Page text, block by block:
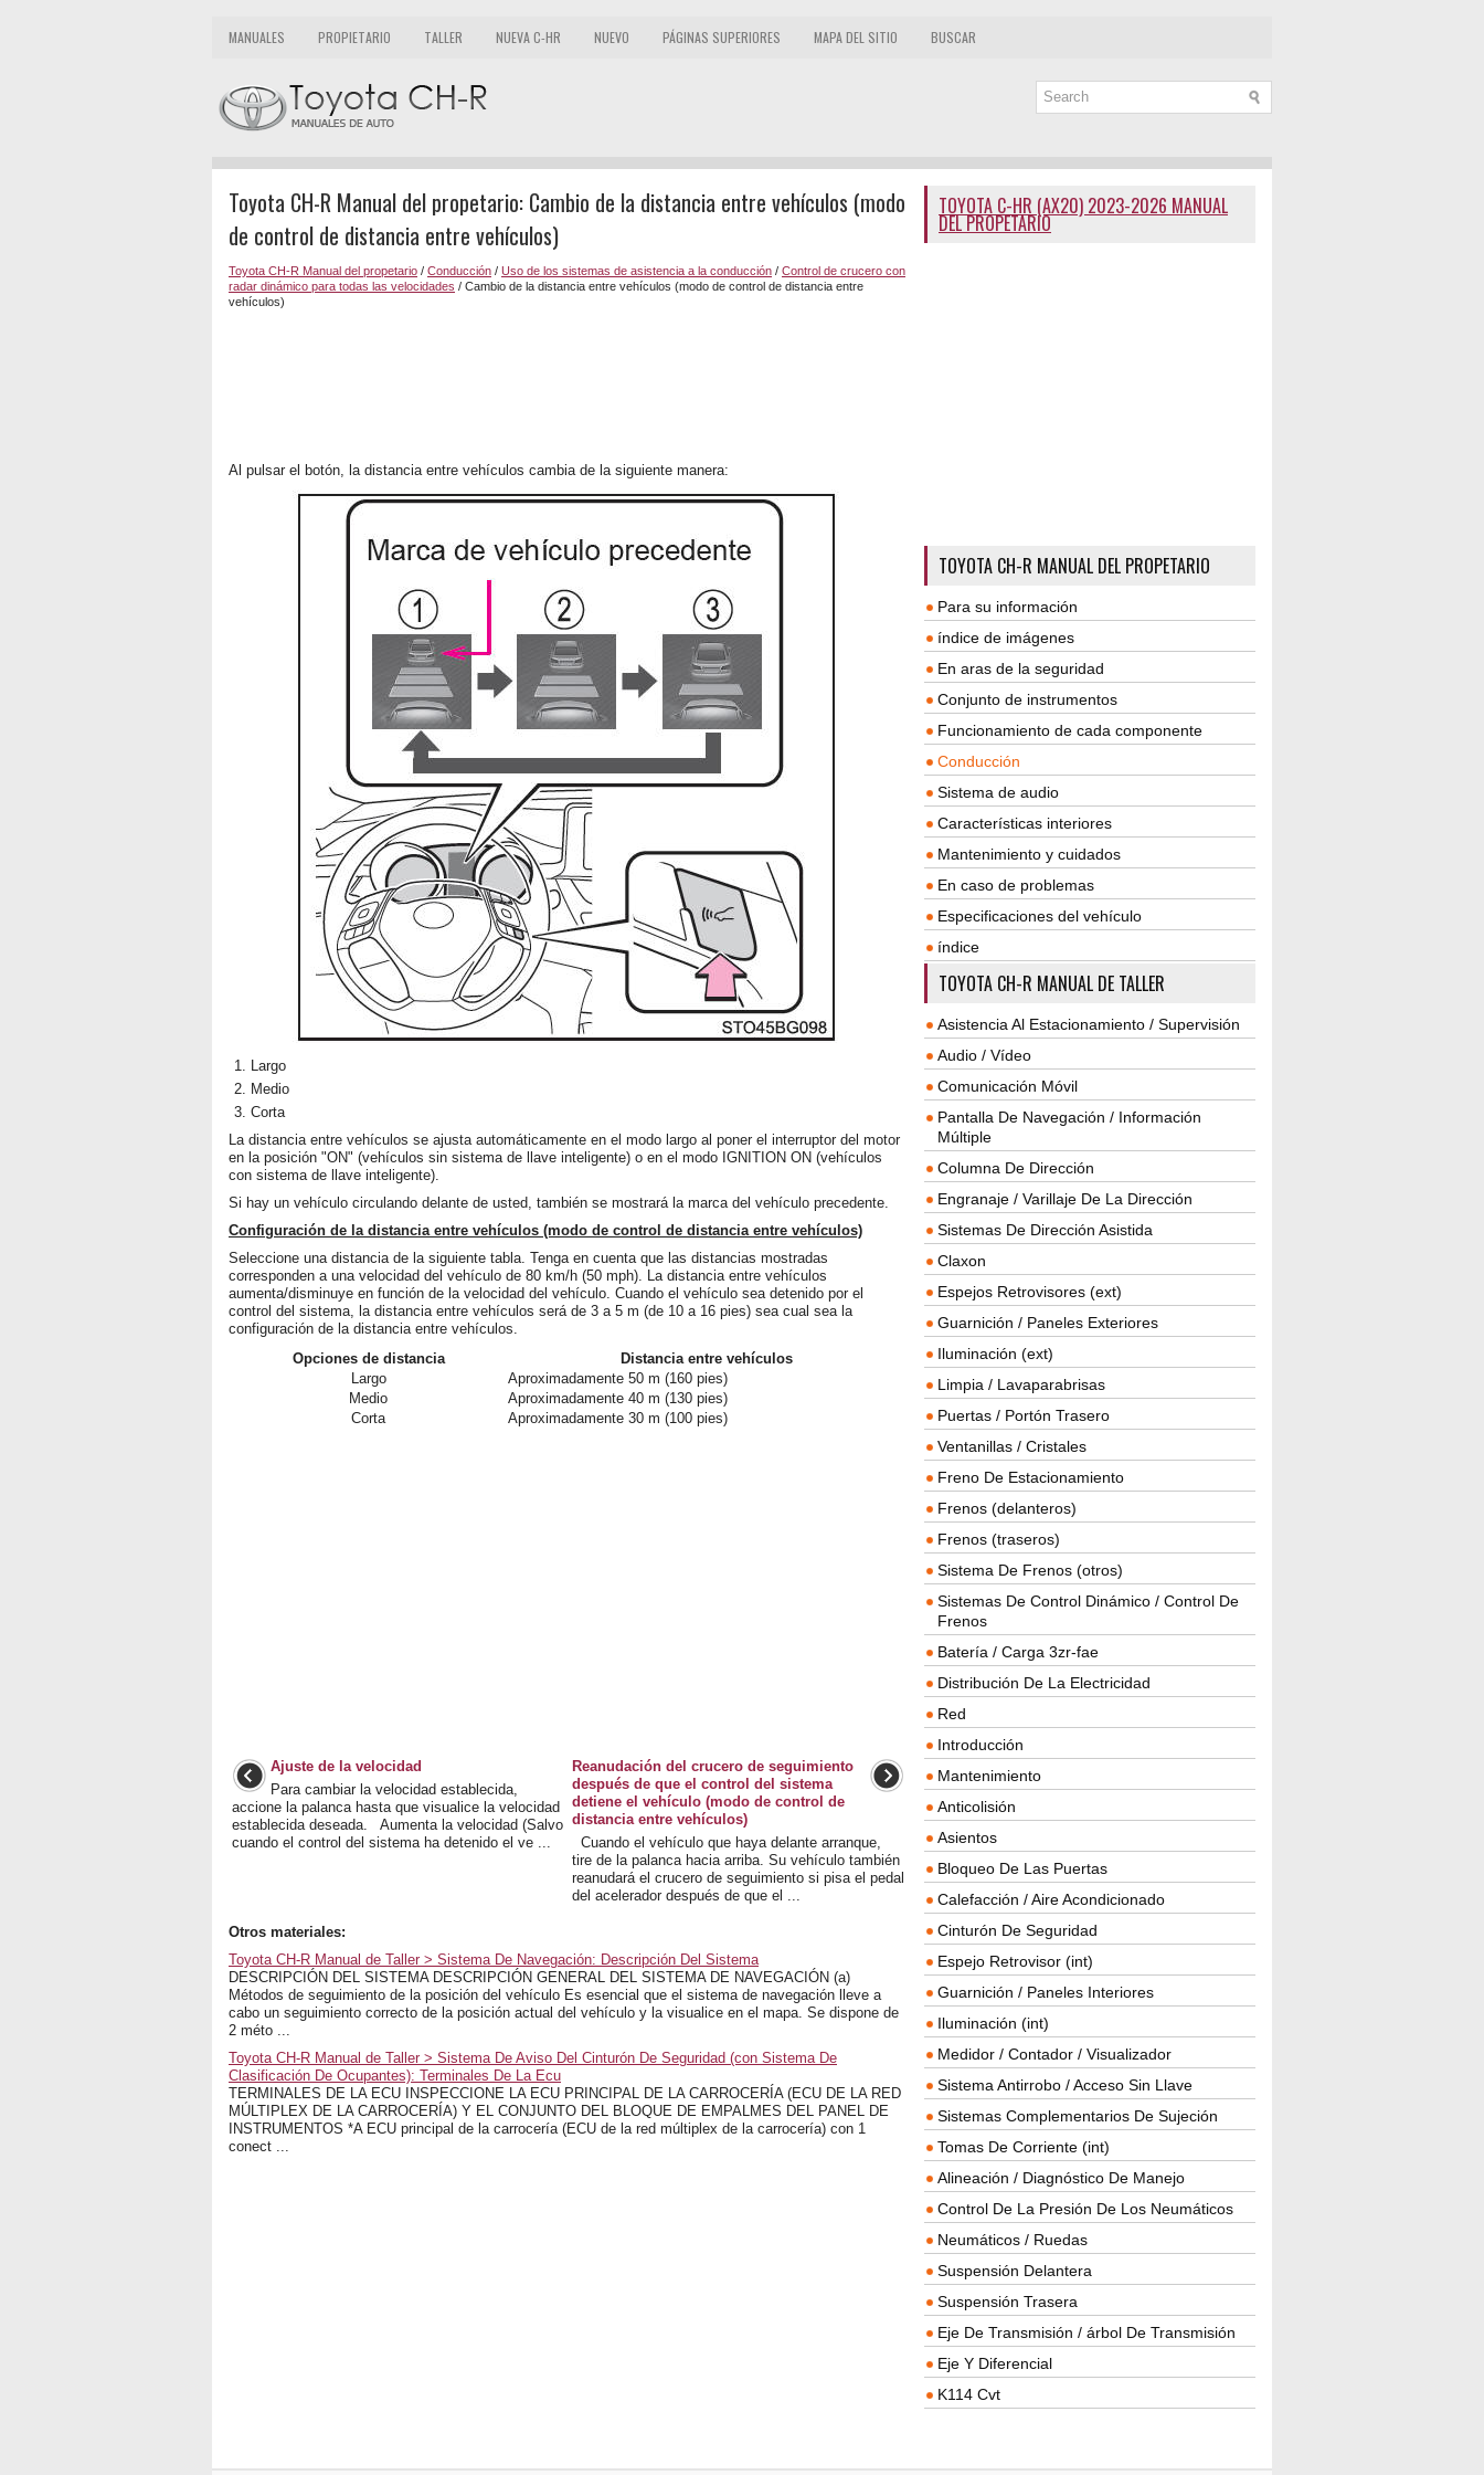
MANUALES PROPIETARIO TALLER NUEVA C-HR NUEVO PÁGINAS SUPERIORES MAPA DEL SITIO BUSCAR
Toyota CH-R Manual del propetario: Cambio de la distancia entre vehículos (modo
de control de distancia entre vehículos)
Toyota CH-R Manual del propetario / Conducción / Uso de los sistemas de asistencia a la conducción / Control de crucero con
radar dinámico para todas las velocidades / Cambio de la distancia entre vehículos (modo de control de distancia entre
vehículos)
Al pulsar el botón, la distancia entre vehículos cambia de la siguiente manera:
Largo
Medio
Corta
La distancia entre vehículos se ajusta automáticamente en el modo largo al poner el interruptor del motor
en la posición "ON" (vehículos sin sistema de llave inteligente) o en el modo IGNITION ON (vehículos
con sistema de llave inteligente).
Si hay un vehículo circulando delante de usted, también se mostrará la marca del vehículo precedente.
Configuración de la distancia entre vehículos (modo de control de distancia entre vehículos)
Seleccione una distancia de la siguiente tabla. Tenga en cuenta que las distancias mostradas
corresponden a una velocidad del vehículo de 80 km/h (50 mph). La distancia entre vehículos
aumenta/disminuye en función de la velocidad del vehículo. Cuando el vehículo sea detenido por el
control del sistema, la distancia entre vehículos será de 3 a 5 m (de 10 a 16 pies) sea cual sea la
configuración de la distancia entre vehículos.
Opciones de distancia
Distancia entre vehículos
Largo
Aproximadamente 50 m (160 pies)
Medio
Aproximadamente 40 m (130 pies)
Corta
Aproximadamente 30 m (100 pies)
Ajuste de la velocidad
Para cambiar la velocidad establecida,
accione la palanca hasta que visualice la velocidad
establecida deseada. Aumenta la velocidad (Salvo
cuando el control del sistema ha detenido el ve ...
Reanudación del crucero de seguimiento
después de que el control del sistema
detiene el vehículo (modo de control de
distancia entre vehículos)
Cuando el vehículo que haya delante arranque,
tire de la palanca hacia arriba. Su vehículo también
reanudará el crucero de seguimiento si pisa el pedal
del acelerador después de que el ...
Otros materiales:
Toyota CH-R Manual de Taller > Sistema De Navegación: Descripción Del Sistema
DESCRIPCIÓN DEL SISTEMA DESCRIPCIÓN GENERAL DEL SISTEMA DE NAVEGACIÓN (a)
Métodos de seguimiento de la posición del vehículo Es esencial que el sistema de navegación lleve a
cabo un seguimiento correcto de la posición actual del vehículo y la visualice en el mapa. Se dispone de
2 méto ...
Toyota CH-R Manual de Taller > Sistema De Aviso Del Cinturón De Seguridad (con Sistema De
Clasificación De Ocupantes): Terminales De La Ecu
TERMINALES DE LA ECU INSPECCIONE LA ECU PRINCIPAL DE LA CARROCERÍA (ECU DE LA RED
MÚLTIPLEX DE LA CARROCERÍA) Y EL CONJUNTO DEL BLOQUE DE EMPALMES DEL PANEL DE
INSTRUMENTOS *A ECU principal de la carrocería (ECU de la red múltiplex de la carrocería) con 1
conect ...
TOYOTA C-HR (AX20) 2023-2026 MANUAL
DEL PROPETARIO
TOYOTA CH-R MANUAL DEL PROPETARIO
Para su información
índice de imágenes
En aras de la seguridad
Conjunto de instrumentos
Funcionamiento de cada componente
Conducción
Sistema de audio
Características interiores
Mantenimiento y cuidados
En caso de problemas
Especificaciones del vehículo
índice
TOYOTA CH-R MANUAL DE TALLER
Asistencia Al Estacionamiento / Supervisión
Audio / Vídeo
Comunicación Móvil
Pantalla De Navegación / Información
Múltiple
Columna De Dirección
Engranaje / Varillaje De La Dirección
Sistemas De Dirección Asistida
Claxon
Espejos Retrovisores (ext)
Guarnición / Paneles Exteriores
Iluminación (ext)
Limpia / Lavaparabrisas
Puertas / Portón Trasero
Ventanillas / Cristales
Freno De Estacionamiento
Frenos (delanteros)
Frenos (traseros)
Sistema De Frenos (otros)
Sistemas De Control Dinámico / Control De
Frenos
Batería / Carga 3zr-fae
Distribución De La Electricidad
Red
Introducción
Mantenimiento
Anticolisión
Asientos
Bloqueo De Las Puertas
Calefacción / Aire Acondicionado
Cinturón De Seguridad
Espejo Retrovisor (int)
Guarnición / Paneles Interiores
Iluminación (int)
Medidor / Contador / Visualizador
Sistema Antirrobo / Acceso Sin Llave
Sistemas Complementarios De Sujeción
Tomas De Corriente (int)
Alineación / Diagnóstico De Manejo
Control De La Presión De Los Neumáticos
Neumáticos / Ruedas
Suspensión Delantera
Suspensión Trasera
Eje De Transmisión / árbol De Transmisión
Eje Y Diferencial
K114 Cvt